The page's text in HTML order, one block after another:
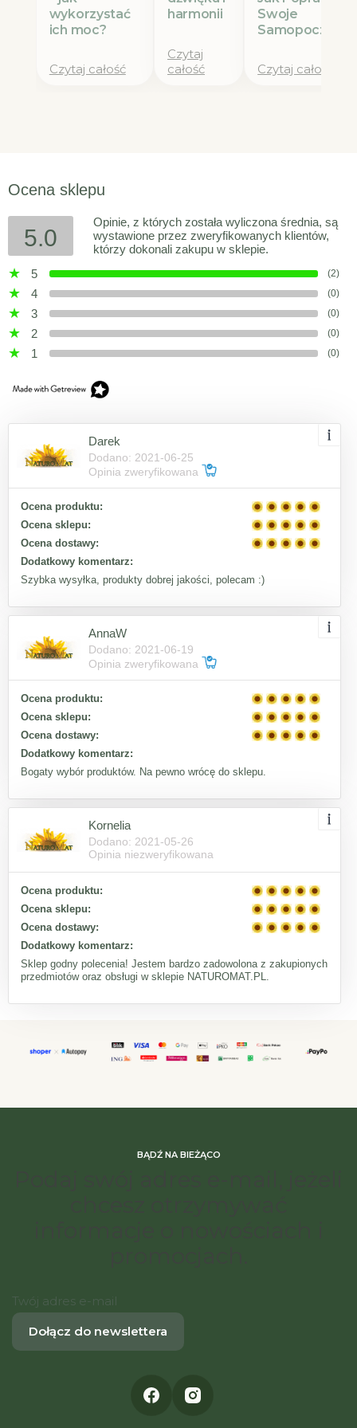
wykorzystać
ich moc?
Czytaj całość
harmonii
Czytaj
całość
Swoje
Samopoczucie
Czytaj całość
Ocena sklepu
5.0
Opinie, z których została wyliczona średnia, są
wystawione przez zweryfikowanych klientów,
którzy dokonali zakupu w sklepie.
5
(2)
4 (0)
3 (0)
2 (0)
1 (0)
Darek
Dodano: 2021-06-25
Opinia zweryfikowana
Ocena produktu:
Ocena sklepu:
Ocena dostawy:
Dodatkowy komentarz:
Szybka wysyłka, produkty dobrej jakości, polecam :)
AnnaW
Dodano: 2021-06-19
Opinia zweryfikowana
Ocena produktu:
Ocena sklepu:
Ocena dostawy:
Dodatkowy komentarz:
Bogaty wybór produktów. Na pewno wrócę do sklepu.
Kornelia
Dodano: 2021-05-26
Opinia niezweryfikowana
Ocena produktu:
Ocena sklepu:
Ocena dostawy:
Dodatkowy komentarz:
Sklep godny polecenia! Jestem bardzo zadowolona z zakupionych
przedmiotów oraz obsługi w sklepie NATUROMAT.PL.
BĄDŹ NA BIEŻĄCO
Twój adres e-mail
Dołącz do newslettera